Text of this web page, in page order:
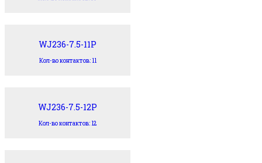
WJ236-7.5-11P
Кол-во контактов: 11
WJ236-7.5-12P
Кол-во контактов: 12